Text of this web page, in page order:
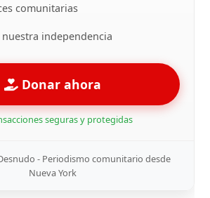
comunitarias
nuestra independencia
Donar ahora
seguras y protegidas
- Periodismo comunitario desde
Nueva York